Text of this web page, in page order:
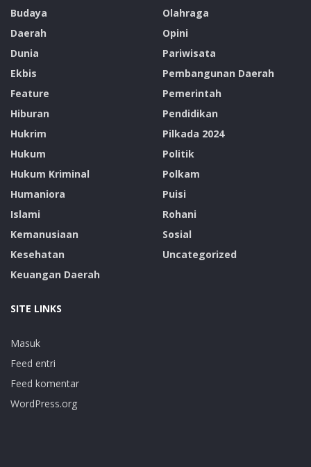
Budaya
Daerah
Dunia
Ekbis
Feature
Hiburan
Hukrim
Hukum
Hukum Kriminal
Humaniora
Islami
Kemanusiaan
Kesehatan
Keuangan Daerah
Olahraga
Opini
Pariwisata
Pembangunan Daerah
Pemerintah
Pendidikan
Pilkada 2024
Politik
Polkam
Puisi
Rohani
Sosial
Uncategorized
SITE LINKS
Masuk
Feed entri
Feed komentar
WordPress.org